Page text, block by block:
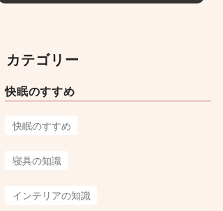
カテゴリー
快眠のすすめ
快眠のすすめ
寝具の知識
インテリアの知識